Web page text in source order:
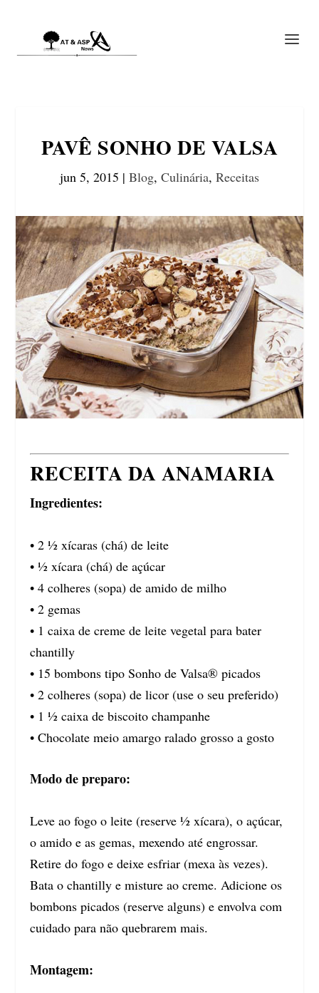
PAVÊ SONHO DE VALSA
jun 5, 2015 | Blog, Culinária, Receitas
RECEITA DA ANAMARIA
Ingredientes:
• 2 ½ xícaras (chá) de leite
• ½ xícara (chá) de açúcar
• 4 colheres (sopa) de amido de milho
• 2 gemas
• 1 caixa de creme de leite vegetal para bater
chantilly
• 15 bombons tipo Sonho de Valsa® picados
• 2 colheres (sopa) de licor (use o seu preferido)
• 1 ½ caixa de biscoito champanhe
• Chocolate meio amargo ralado grosso a gosto
Modo de preparo:
Leve ao fogo o leite (reserve ½ xícara), o açúcar,
o amido e as gemas, mexendo até engrossar.
Retire do fogo e deixe esfriar (mexa às vezes).
Bata o chantilly e misture ao creme. Adicione os
bombons picados (reserve alguns) e envolva com
cuidado para não quebrarem mais.
Montagem: